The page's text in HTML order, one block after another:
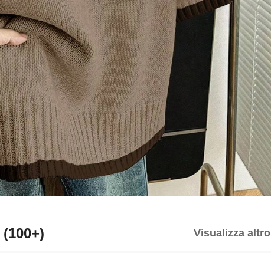
(100+) Visualizza altro